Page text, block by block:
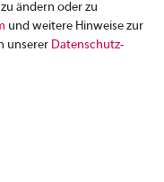
ändern oder zu
und weitere Hinweise zur
unserer Daten­schutz­